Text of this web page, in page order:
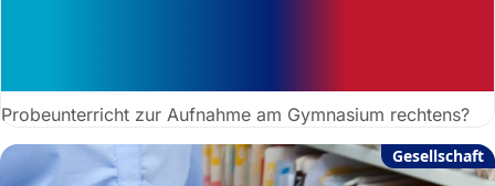
Probeunterricht zur Aufnahme am Gymnasium rechtens?
Gesellschaft